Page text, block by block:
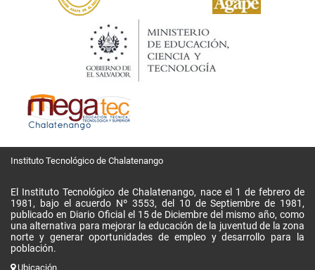
Instituto Tecnológico de Chalatenango
El Instituto Tecnológico de Chalatenango, nace el 1 de febrero de
1981, bajo el acuerdo Nº 3553, del 10 de Septiembre de 1981,
publicado en Diario Oficial el 15 de Diciembre del mismo año, como
una alternativa para mejorar la educación de la juventud de la zona
norte y generar oportunidades de empleo y desarrollo para la
población.
Ubicación